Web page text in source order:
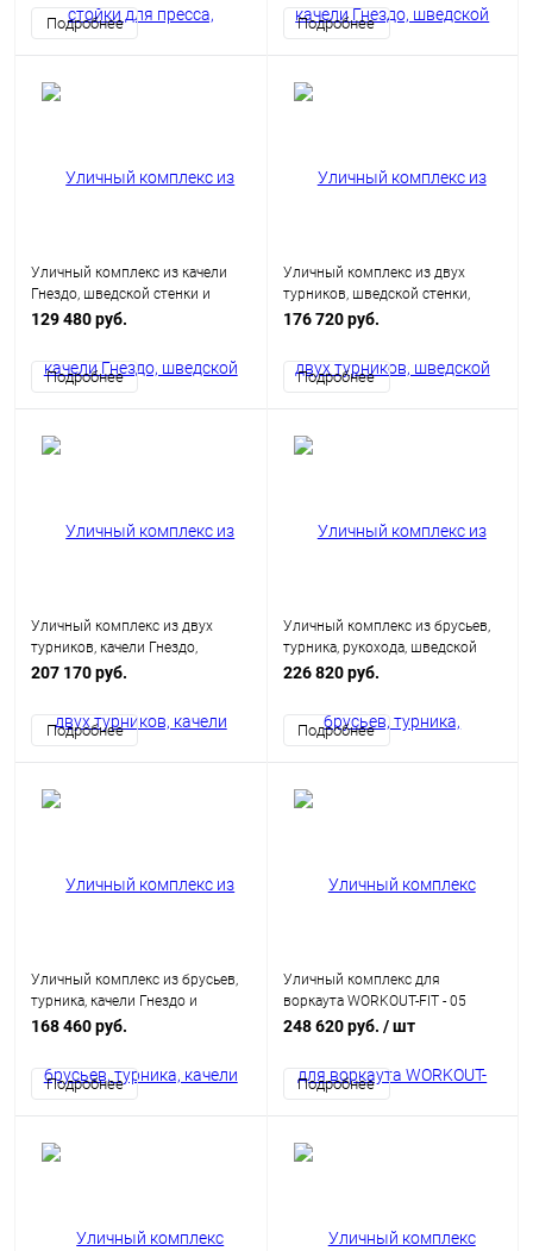
Подробнее Подробнее
Уличный комплекс из качели
Гнездо, шведской стенки и
турника
129 480 руб.
Подробнее
Уличный комплекс из двух
турников, шведской стенки,
качели Гнездо и наклонной
176 720 руб.
Подробнее
Уличный комплекс из двух
турников, качели Гнездо,
брусьев, наклонной скамьи и
207 170 руб.
Подробнее
Уличный комплекс из брусьев,
турника, рукохода, шведской
стенки, качели Гнездо, каната и
226 820 руб.
Подробнее
Уличный комплекс из брусьев,
турника, качели Гнездо и
наклонной скамьи для пресса
168 460 руб.
Подробнее
Уличный комплекс для
воркаута WORKOUT-FIT - 05
248 620 руб. / шт
Подробнее